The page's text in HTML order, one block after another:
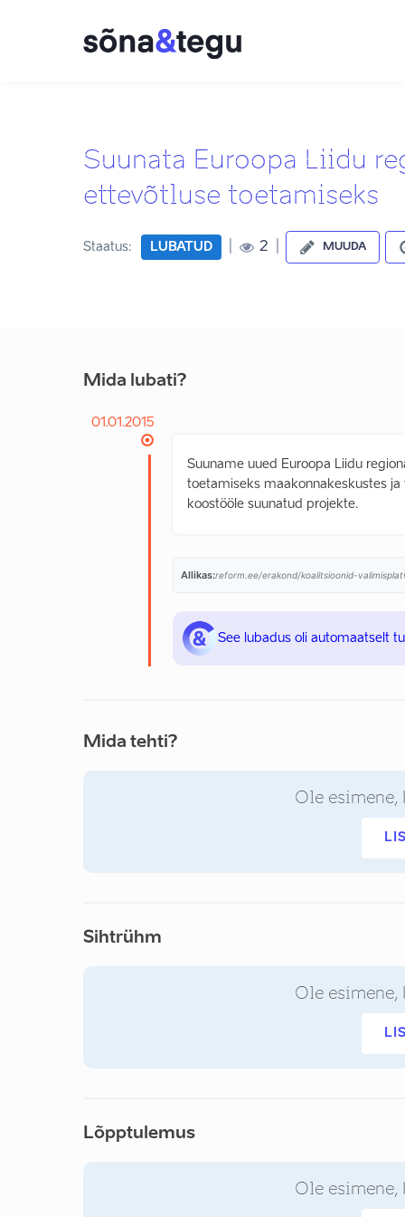
Suunata Euroopa Liidu
ettevõtluse toetamiseks
Staatus: LUBATUD 2 MUUDA
Mida lubati?
01.01.2015
Suuname uued Euroopa Liidu
toetamiseks maakonnakeskustes
koostööle suunatud projekte.
Allikas:reform.ee/erakond/koalitsioonid-
See lubadus oli automaatselt
Mida tehti?
Ole esimene,
Sihtrühm
Ole esimene,
Lõpptulemus
Ole esimene,